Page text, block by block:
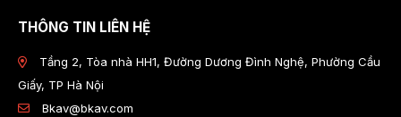
THÔNG TIN LIÊN HỆ
Tầng 2, Tòa nhà HH1, Đường Dương Đình Nghệ, Phường Cầu
Giấy, TP Hà Nội
Bkav@bkav.com